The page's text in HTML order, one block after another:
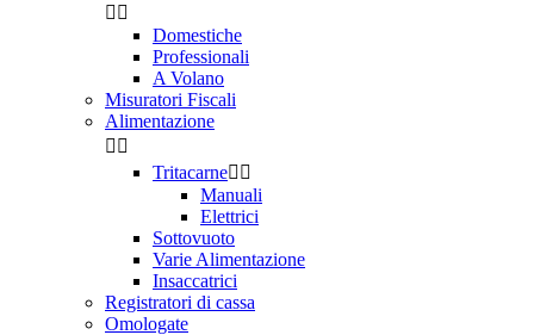
 
Domestiche
Professionali
A Volano
Misuratori Fiscali
Alimentazione
 
Tritacarne 
Manuali
Elettrici
Sottovuoto
Varie Alimentazione
Insaccatrici
Registratori di cassa
Omologate